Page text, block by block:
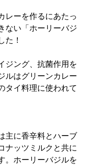
レーを作るにあたっ
ない「ホーリーバジ
た！
ジング、抗菌作用を
ルはグリーンカレー
タイ料理に使われて
主に香辛料とハーブ
ナッツミルクと共に
。ホーリーバジルを